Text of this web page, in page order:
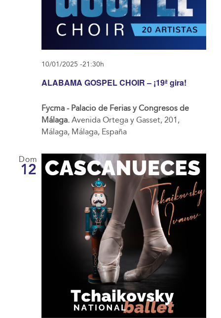
ALABAMA GOSPEL CHOIR – ¡19ª gira!
10/01/2025 -21:30h
Fycma - Palacio de Ferias y Congresos de
Málaga. Avenida Ortega y Gasset, 201,
Málaga, Málaga, España
Dom
12